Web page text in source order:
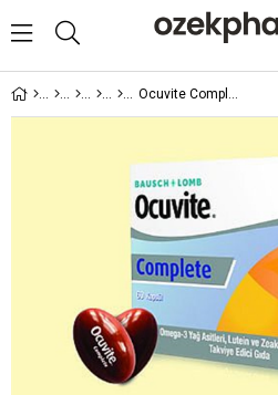
Ocuvite Complete 60 Kapsül